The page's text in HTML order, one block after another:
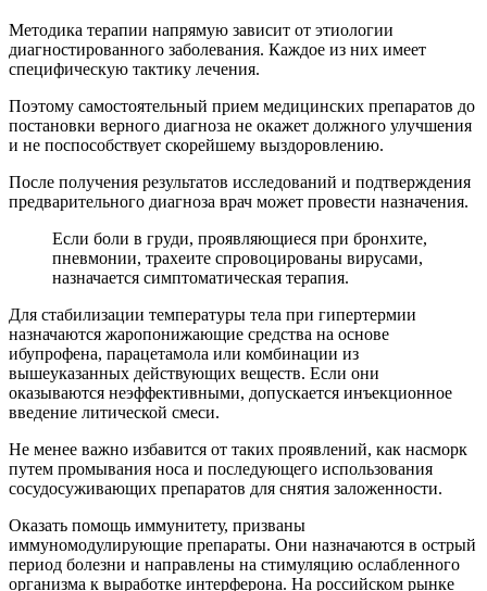
Методика терапии напрямую зависит от этиологии
диагностированного заболевания. Каждое из них имеет
специфическую тактику лечения.
Поэтому самостоятельный прием медицинских препаратов до
постановки верного диагноза не окажет должного улучшения
и не поспособствует скорейшему выздоровлению.
После получения результатов исследований и подтверждения
предварительного диагноза врач может провести назначения.
Если боли в груди, проявляющиеся при бронхите,
пневмонии, трахеите спровоцированы вирусами,
назначается симптоматическая терапия.
Для стабилизации температуры тела при гипертермии
назначаются жаропонижающие средства на основе
ибупрофена, парацетамола или комбинации из
вышеуказанных действующих веществ. Если они
оказываются неэффективными, допускается инъекционное
введение литической смеси.
Не менее важно избавится от таких проявлений, как насморк
путем промывания носа и последующего использования
сосудосуживающих препаратов для снятия заложенности.
Оказать помощь иммунитету, призваны
иммуномодулирующие препараты. Они назначаются в острый
период болезни и направлены на стимуляцию ослабленного
организма к выработке интерферона. На российском рынке